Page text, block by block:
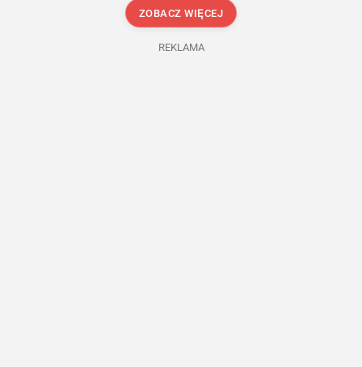
ZOBACZ WIĘCEJ
REKLAMA